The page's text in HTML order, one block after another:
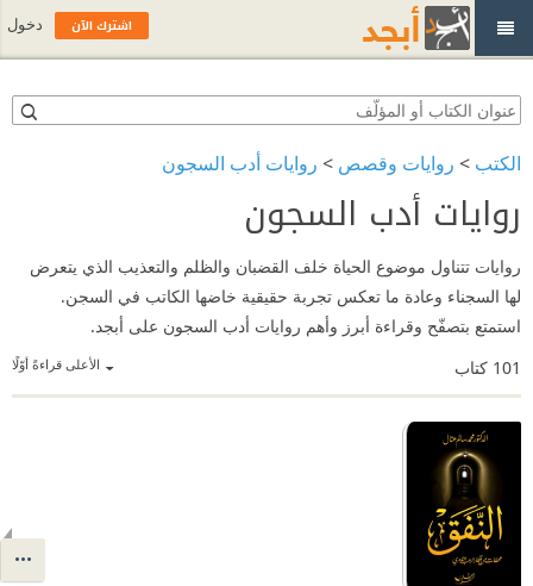
الكتب > روايات وقصص > روايات أدب السجون
روايات أدب السجون
روايات تتناول موضوع الحياة خلف القضبان والظلم والتعذيب الذي يتعرض
لها السجناء وعادة ما تعكس تجربة حقيقية خاضها الكاتب في السجن.
استمتع بتصفّح وقراءة أبرز وأهم روايات أدب السجون على أبجد.
الأعلى قراءةً أوّلًا 101 كتاب
اشترك الآن دخول